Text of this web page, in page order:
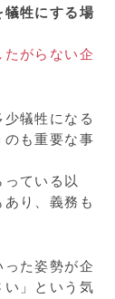
犠牲にする場
がらない企
犠牲になる
も重要な事
ている以
あり、義務も
た姿勢が企
」という気